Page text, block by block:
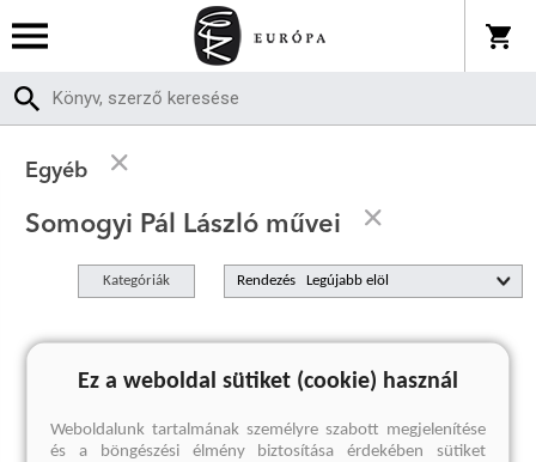
Egyéb
Somogyi Pál László művei
Kategóriák Rendezés
A keresett kifejezésre nincs találat
Ez a weboldal sütiket (cookie) használ
Weboldalunk tartalmának személyre szabott megjelenítése
és a böngészési élmény biztosítása érdekében sütiket